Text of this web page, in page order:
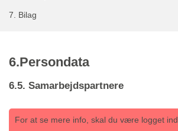
7. Bilag
6.Persondata
6.5. Samarbejdspartnere
For at se mere info, skal du være logget ind.